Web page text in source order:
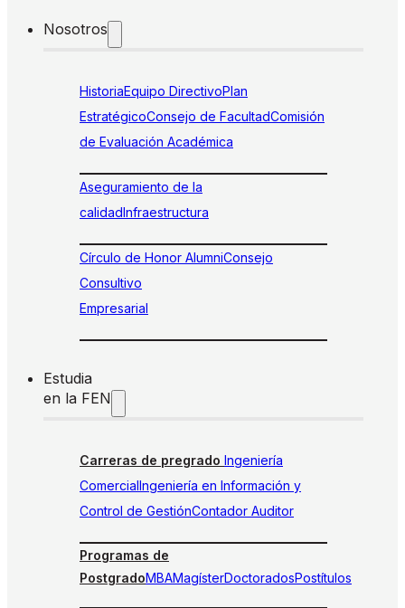
Nosotros
HistoriaEquipo DirectivoPlan
EstratégicoConsejo de FacultadComisión
de Evaluación Académica
Aseguramiento de la
calidadInfraestructura
Círculo de Honor AlumniConsejo
Consultivo
Empresarial
Estudia
en la FEN
Carreras de pregrado Ingeniería
ComercialIngeniería en Información y
Control de GestiónContador Auditor
Programas de
PostgradoMBAMagísterDoctoradosPostítulos